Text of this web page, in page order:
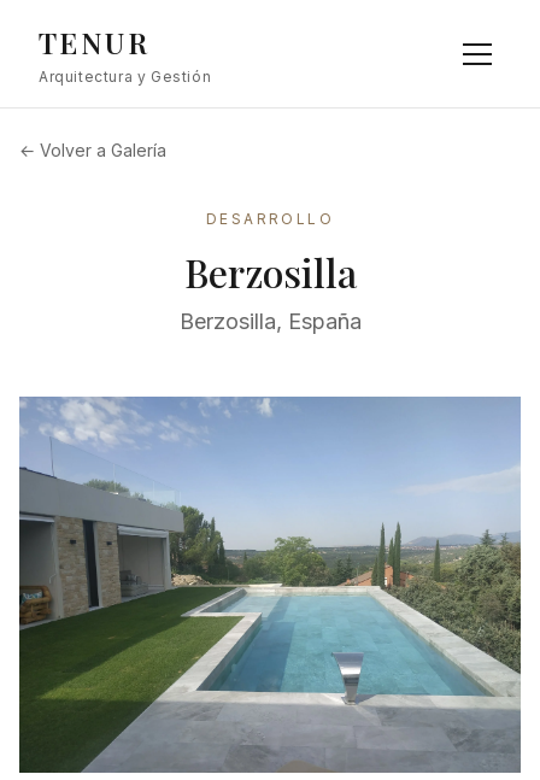
TENUR
Arquitectura y Gestión
← Volver a Galería
DESARROLLO
Berzosilla
Berzosilla, España